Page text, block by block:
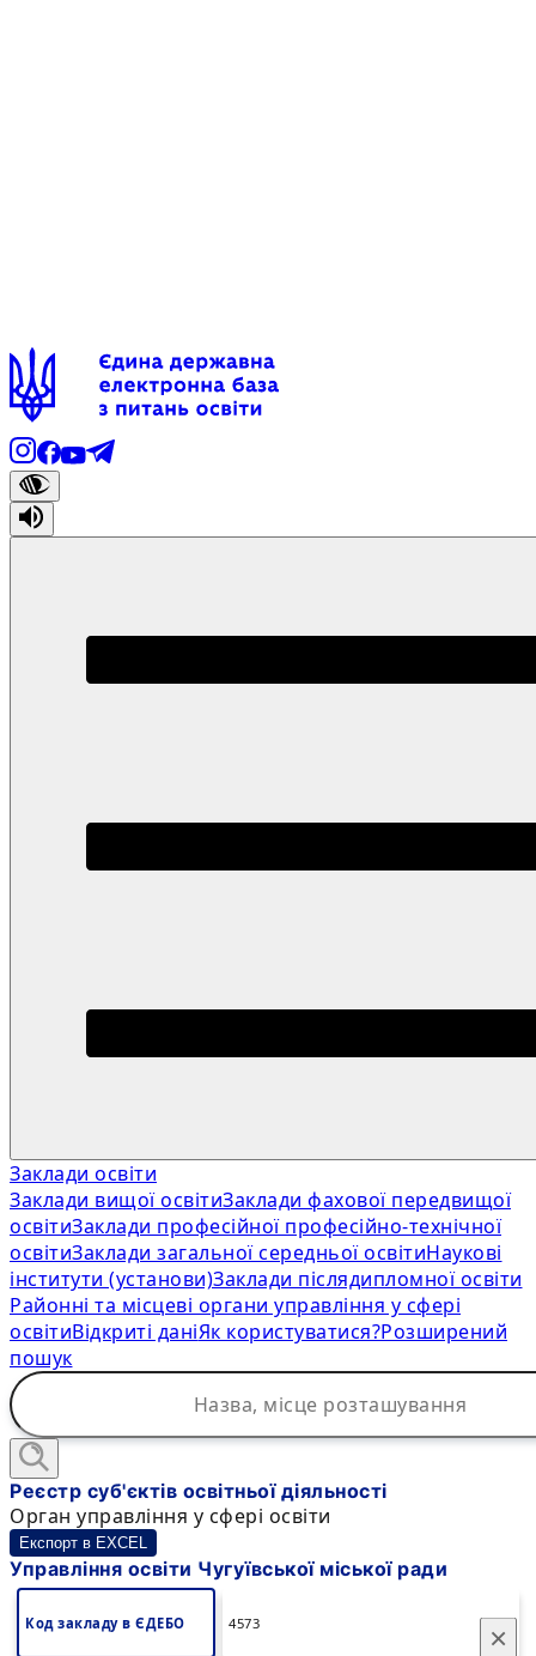
Заклади освіти
Заклади вищої освітиЗаклади фахової передвищої
освітиЗаклади професійної професійно-технічної
освітиЗаклади загальної середньої освітиНаукові
інститути (установи)Заклади післядипломної освіти
Районні та місцеві органи управління у сфері
освітиВідкриті даніЯк користуватися?Розширений
пошук
×
Реєстр суб'єктів освітньої діяльності
Орган управління у сфері освіти
Експорт в EXCEL
Управління освіти Чугуївської міської ради
Код закладу в ЄДЕБО 4573